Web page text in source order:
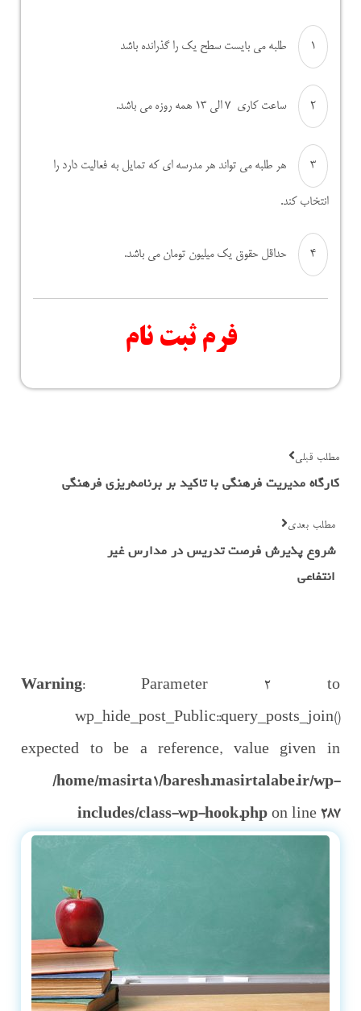
طلبه می بایست سطح یک را گذرانده باشد
ساعت کاری ۷ الی ۱۳ همه روزه می باشد.
هر طلبه می تواند هر مدرسه ای که تمایل به فعالیت دارد را
انتخاب کند.
حداقل حقوق یک میلیون تومان می باشد.
فرم ثبت نام
مطلب قبلی
کارگاه مدیریت فرهنگی با تاکید بر برنامه‌ریزی فرهنگی
مطلب بعدی
شروع پذیرش فرصت تدریس در مدارس غیر
انتفاعی
Warning: Parameter 2 to
wp_hide_post_Public::query_posts_join()
expected to be a reference, value given in
/home/masirta1/baresh.masirtalabe.ir/wp-
includes/class-wp-hook.phpon line 287